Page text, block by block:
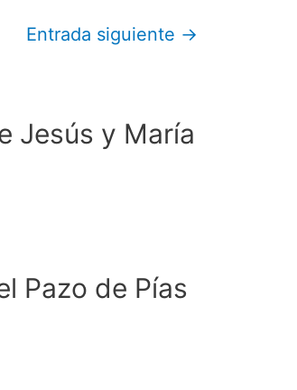
Entrada siguiente →
Jesús y María
Pazo de Pías